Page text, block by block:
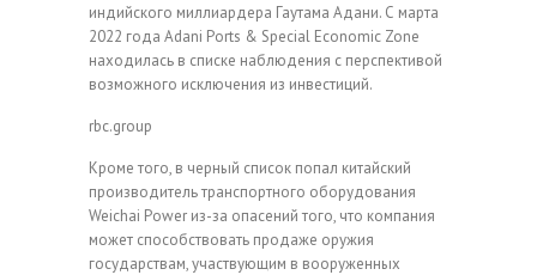
индийского миллиардера Гаутама Адани. С марта
2022 года Adani Ports & Special Economic Zone
находилась в списке наблюдения с перспективой
возможного исключения из инвестиций.
rbc.group
Кроме того, в черный список попал китайский
производитель транспортного оборудования
Weichai Power из-за опасений того, что компания
может способствовать продаже оружия
государствам, участвующим в вооруженных